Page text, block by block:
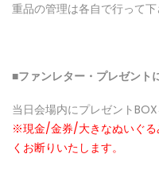
重品の管理は各自で行って下
■ファンレター・ プレゼント
当日会場内にプレゼントBOX
※現金/金券/大きなぬいぐ
くお断りいたします。